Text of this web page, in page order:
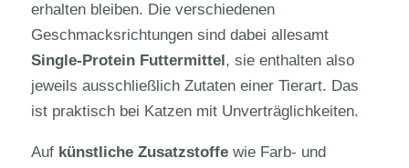
erhalten bleiben. Die verschiedenen
Geschmacksrichtungen sind dabei allesamt
Single-Protein Futtermittel, sie enthalten also
jeweils ausschließlich Zutaten einer Tierart. Das
ist praktisch bei Katzen mit Unverträglichkeiten.
Auf künstliche Zusatzstoffewie Farb- und